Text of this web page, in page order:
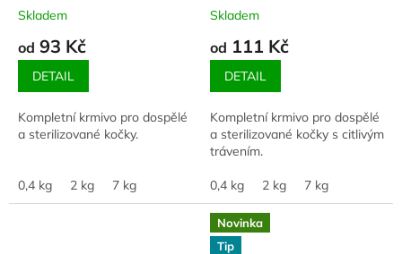
Skladem
od 93 Kč
DETAIL
Kompletní krmivo pro dospělé
a sterilizované kočky.
0,4 kg 2 kg 7 kg
Skladem
od 111 Kč
DETAIL
Kompletní krmivo pro dospělé
a sterilizované kočky s citlivým
trávením.
0,4 kg 2 kg 7 kg
Novinka
Tip